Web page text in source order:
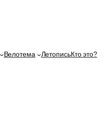
Велотема ЛетописьКто это?